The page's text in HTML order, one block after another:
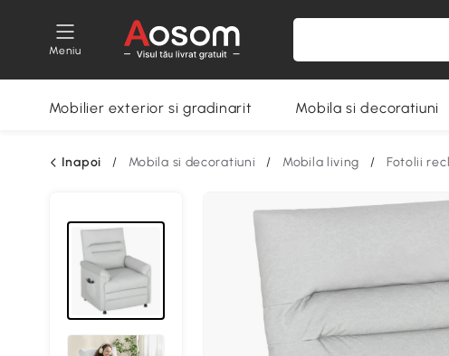
Meniu
Mobilier exterior si gradinarit Mobila si decoratiuni
Inapoi / Mobila si decoratiuni / Mobila living / Fotolii